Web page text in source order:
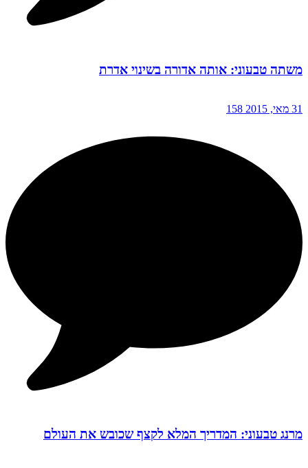
משתה טבעוני: אותה אדורה בשינוי אדרת
31 מאי, 2015 158
מרנג טבעוני: המדריך המלא לקצף שכובש את העולם